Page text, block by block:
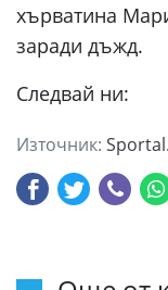
хърватина
заради дъжд.
Следвай ни:
Източник: